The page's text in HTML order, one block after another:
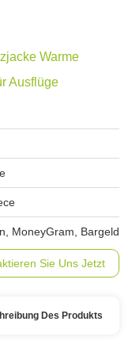
Warme
Ausflüge
MoneyGram, Bargeld
Sie Uns Jetzt
Des Produkts